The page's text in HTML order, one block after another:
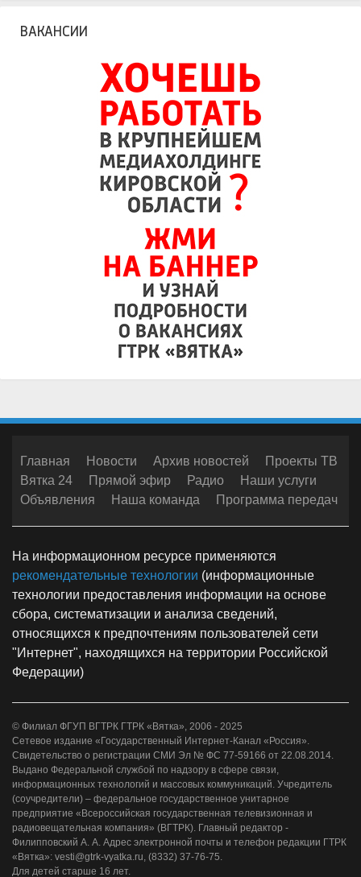
ВАКАНСИИ
Главная Новости Архив новостей
Проекты ТВ
Вятка 24
Прямой эфир Радио
Наши услуги
Объявления
Наша команда Программа передач
На информационном ресурсе применяются
рекомендательные технологии (информационные
технологии предоставления информации на основе
сбора, систематизации и анализа сведений,
относящихся к предпочтениям пользователей сети
"Интернет", находящихся на территории Российской
Федерации)
© Филиал ФГУП ВГТРК ГТРК «Вятка», 2006 - 2025
Сетевое издание «Государственный Интернет-Канал «Россия».
Свидетельство о регистрации СМИ Эл № ФС 77-59166 от 22.08.2014.
Выдано Федеральной службой по надзору в сфере связи,
информационных технологий и массовых коммуникаций. Учредитель
(соучредители) – федеральное государственное унитарное
предприятие «Всероссийская государственная телевизионная и
радиовещательная компания» (ВГТРК). Главный редактор -
Филипповский А. А. Адрес электронной почты и телефон редакции ГТРК
«Вятка»: vesti@gtrk-vyatka.ru, (8332) 37-76-75.
Для детей старше 16 лет.